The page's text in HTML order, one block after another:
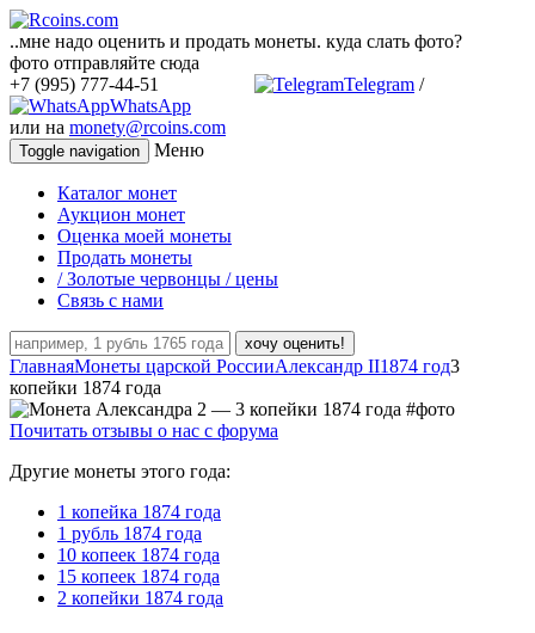
..мне надо оценить и продать монеты. куда слать фото?
фото отправляйте сюда
+7 (995) 777-44-51
Telegram /
WhatsApp
или на monety@rcoins.com
Toggle navigation Меню
Каталог монет
Аукцион монет
Оценка моей монеты
Продать монеты
/ Золотые червонцы / цены
Связь с нами
хочу оценить!
ГлавнаяМонеты царской РоссииАлександр II1874 год3
копейки 1874 года
Почитать отзывы о нас с форума
Другие монеты этого года:
1 копейка 1874 года
1 рубль 1874 года
10 копеек 1874 года
15 копеек 1874 года
2 копейки 1874 года